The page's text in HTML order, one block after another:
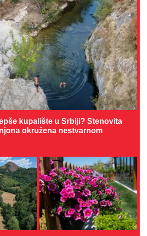
kupalište u Srbiji? Stenovita
okružena nestvarnom